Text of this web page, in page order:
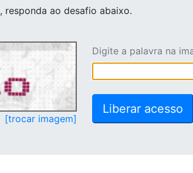
, responda ao desafio abaixo.
[trocar imagem]
Digite a palavra na